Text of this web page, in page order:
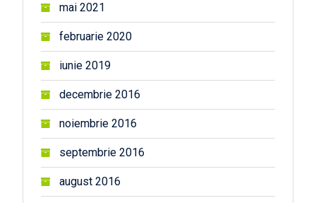
mai 2021
februarie 2020
iunie 2019
decembrie 2016
noiembrie 2016
septembrie 2016
august 2016